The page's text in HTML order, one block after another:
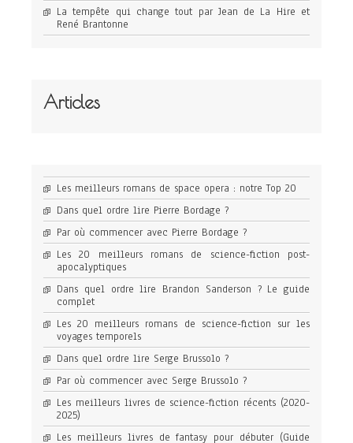
La tempête qui change tout par Jean de La Hire et
René Brantonne
Articles
Les meilleurs romans de space opera : notre Top 20
Dans quel ordre lire Pierre Bordage ?
Par où commencer avec Pierre Bordage ?
Les 20 meilleurs romans de science-fiction post-
apocalyptiques
Dans quel ordre lire Brandon Sanderson ? Le guide
complet
Les 20 meilleurs romans de science-fiction sur les
voyages temporels
Dans quel ordre lire Serge Brussolo ?
Par où commencer avec Serge Brussolo ?
Les meilleurs livres de science-fiction récents (2020-
2025)
Les meilleurs livres de fantasy pour débuter (Guide